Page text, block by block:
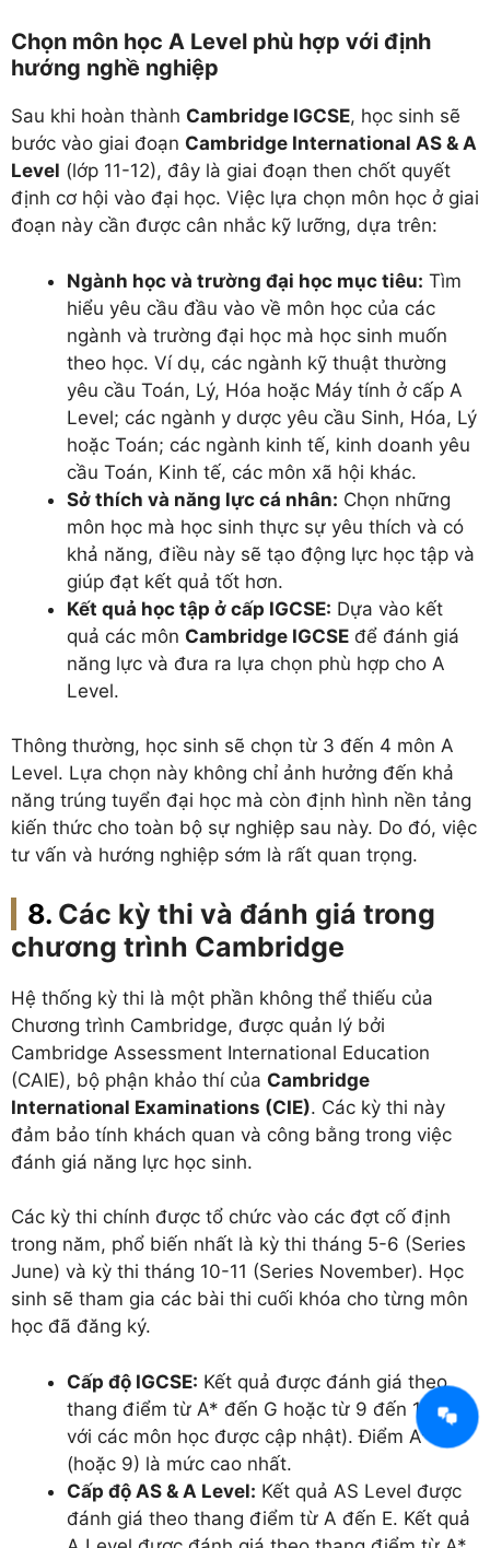
Chọn môn học A Level phù hợp với định
hướng nghề nghiệp
Sau khi hoàn thành Cambridge IGCSE, học sinh sẽ
bước vào giai đoạn Cambridge International AS & A
Level (lớp 11-12), đây là giai đoạn then chốt quyết
định cơ hội vào đại học. Việc lựa chọn môn học ở giai
đoạn này cần được cân nhắc kỹ lưỡng, dựa trên:
Ngành học và trường đại học mục tiêu: Tìm
hiểu yêu cầu đầu vào về môn học của các
ngành và trường đại học mà học sinh muốn
theo học. Ví dụ, các ngành kỹ thuật thường
yêu cầu Toán, Lý, Hóa hoặc Máy tính ở cấp A
Level; các ngành y dược yêu cầu Sinh, Hóa, Lý
hoặc Toán; các ngành kinh tế, kinh doanh yêu
cầu Toán, Kinh tế, các môn xã hội khác.
Sở thích và năng lực cá nhân: Chọn những
môn học mà học sinh thực sự yêu thích và có
khả năng, điều này sẽ tạo động lực học tập và
giúp đạt kết quả tốt hơn.
Kết quả học tập ở cấp IGCSE: Dựa vào kết
quả các môn Cambridge IGCSE để đánh giá
năng lực và đưa ra lựa chọn phù hợp cho A
Level.
Thông thường, học sinh sẽ chọn từ 3 đến 4 môn A
Level. Lựa chọn này không chỉ ảnh hưởng đến khả
năng trúng tuyển đại học mà còn định hình nền tảng
kiến thức cho toàn bộ sự nghiệp sau này. Do đó, việc
tư vấn và hướng nghiệp sớm là rất quan trọng.
Các kỳ thi và đánh giá trong
chương trình Cambridge
Hệ thống kỳ thi là một phần không thể thiếu của
Chương trình Cambridge, được quản lý bởi
Cambridge Assessment International Education
(CAIE), bộ phận khảo thí của Cambridge
International Examinations (CIE). Các kỳ thi này
đảm bảo tính khách quan và công bằng trong việc
đánh giá năng lực học sinh.
Các kỳ thi chính được tổ chức vào các đợt cố định
trong năm, phổ biến nhất là kỳ thi tháng 5-6 (Series
June) và kỳ thi tháng 10-11 (Series November). Học
sinh sẽ tham gia các bài thi cuối khóa cho từng môn
học đã đăng ký.
Cấp độ IGCSE: Kết quả được đánh giá theo
thang điểm từ A* đến G hoặc từ 9 đến 1 (đối
với các môn học được cập nhật). Điểm A*
(hoặc 9) là mức cao nhất.
Cấp độ AS & A Level: Kết quả AS Level được
đánh giá theo thang điểm từ A đến E. Kết quả